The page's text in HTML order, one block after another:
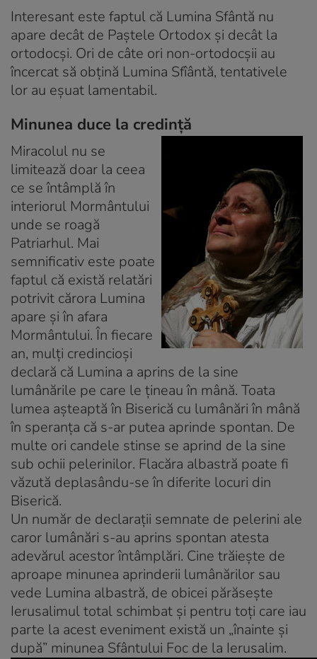
Interesant este faptul că Lumina Sfântă nu
apare decât de Paştele Ortodox şi decât la
ortodocşi. Ori de câte ori non-ortodocşii au
încercat să obţină Lumina Sfîântă, tentativele
lor au eşuat lamentabil.
Minunea duce la credinţă
Miracolul nu se
limitează doar la ceea
ce se întâmplă în
interiorul Mormântului
unde se roagă
Patriarhul. Mai
semnificativ este poate
faptul că există relatări
potrivit cărora Lumina
apare şi în afara
Mormântului. În fiecare
an, mulţi credincioşi
declară că Lumina a aprins de la sine
lumânările pe care le ţineau în mână. Toata
lumea aşteaptă în Biserică cu lumânări în mână
în speranţa că s-ar putea aprinde spontan. De
multe ori candele stinse se aprind de la sine
sub ochii pelerinilor. Flacăra albastră poate fi
văzută deplasându-se în diferite locuri din
Biserică.
Un număr de declaraţii semnate de pelerini ale
caror lumânări s-au aprins spontan atesta
adevărul acestor întâmplări. Cine trăieşte de
aproape minunea aprinderii lumânărilor sau
vede Lumina albastră, de obicei părăseşte
Ierusalimul total schimbat şi pentru toţi care iau
parte la acest eveniment există un „înainte şi
după” minunea Sfântului Foc de la Ierusalim.